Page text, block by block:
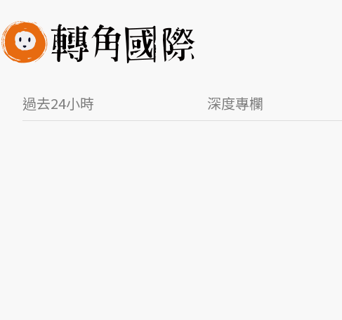
過去24小時 深度專欄